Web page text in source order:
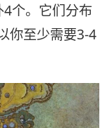
个。它们分布
你至少需要3-4